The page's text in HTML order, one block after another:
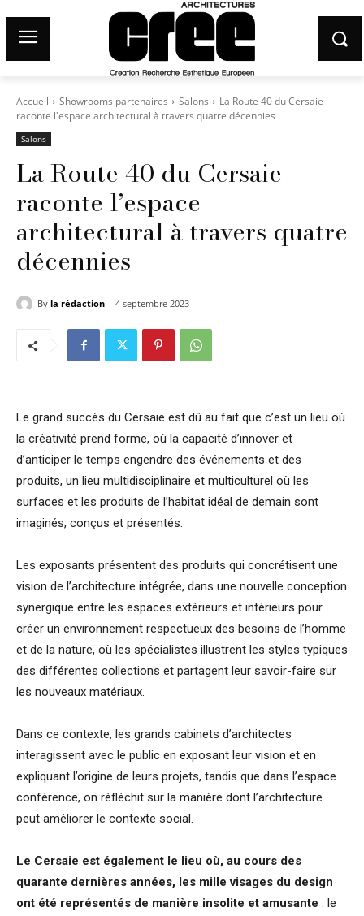
Accueil Showrooms partenaires Salons
La Route 40 du Cersaie
raconte l'espace architectural à travers quatre décennies
Salons
La Route 40 du Cersaie
raconte l’espace
architectural à travers quatre
décennies
By la rédaction 4 septembre 2023
Le grand succès du Cersaie est dû au fait que c’est un lieu où
la créativité prend forme, où la capacité d’innover et
d’anticiper le temps engendre des événements et des
produits, un lieu multidisciplinaire et multiculturel où les
surfaces et les produits de l’habitat idéal de demain sont
imaginés, conçus et présentés.
Les exposants présentent des produits qui concrétisent une
vision de l’architecture intégrée, dans une nouvelle conception
synergique entre les espaces extérieurs et intérieurs pour
créer un environnement respectueux des besoins de l’homme
et de la nature, où les spécialistes illustrent les styles typiques
des différentes collections et partagent leur savoir-faire sur
les nouveaux matériaux.
Dans ce contexte, les grands cabinets d’architectes
interagissent avec le public en exposant leur vision et en
expliquant l’origine de leurs projets, tandis que dans l’espace
conférence, on réfléchit sur la manière dont l’architecture
peut améliorer le contexte social.
Le Cersaie est également le lieu où, au cours des
quarante dernières années, les mille visages du design
ont été représentés de manière insolite et amusante : le